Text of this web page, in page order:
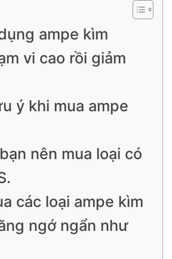
ampe kìm
vi cao rồi giảm
ý khi mua ampe
nên mua loại có
các loại ampe kìm
ngớ ngẩn như